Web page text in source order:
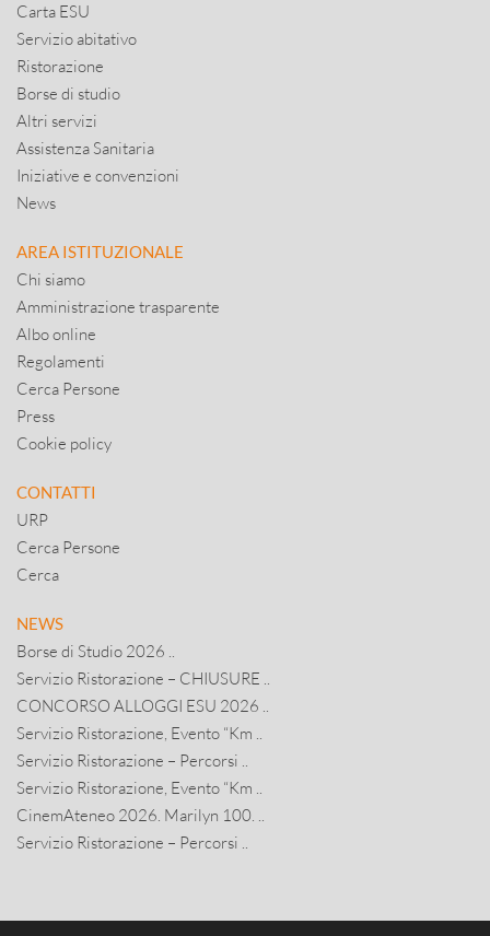
Carta ESU
Servizio abitativo
Ristorazione
Borse di studio
Altri servizi
Assistenza Sanitaria
Iniziative e convenzioni
News
AREA ISTITUZIONALE
Chi siamo
Amministrazione trasparente
Albo online
Regolamenti
Cerca Persone
Press
Cookie policy
CONTATTI
URP
Cerca Persone
Cerca
NEWS
Borse di Studio 2026 ..
Servizio Ristorazione – CHIUSURE ..
CONCORSO ALLOGGI ESU 2026 ..
Servizio Ristorazione, Evento “Km ..
Servizio Ristorazione – Percorsi ..
Servizio Ristorazione, Evento “Km ..
CinemAteneo 2026. Marilyn 100. ..
Servizio Ristorazione – Percorsi ..